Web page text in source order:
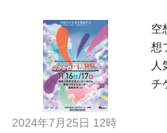
空
想
人
チ
2024年7月25日 12時